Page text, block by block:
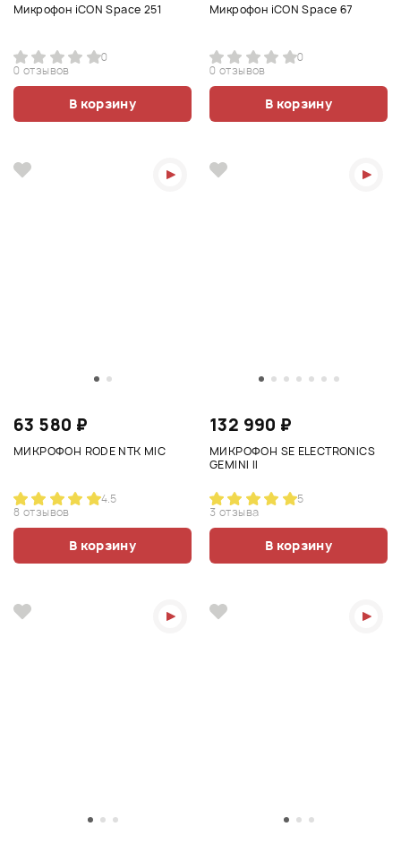
Микрофон iCON Space 251
0
0 отзывов
В корзину
Микрофон iCON Space 67
0
0 отзывов
В корзину
63 580 ₽
МИКРОФОН RODE NTK MIC
4.5
8 отзывов
В корзину
132 990 ₽
МИКРОФОН SE ELECTRONICS
GEMINI II
5
3 отзыва
В корзину